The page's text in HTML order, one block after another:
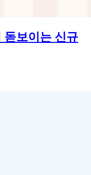
돋보이는 신규